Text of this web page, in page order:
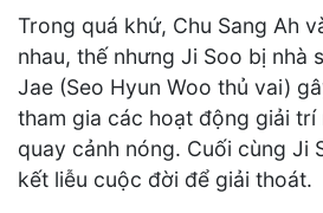
Trong quá khứ, Chu Sang Ah
nhau, thế nhưng Ji Soo bị nhà
Jae (Seo Hyun Woo thủ vai)
tham gia các hoạt động giải trí
quay cảnh nóng. Cuối cùng Ji
kết liễu cuộc đời để giải thoát.